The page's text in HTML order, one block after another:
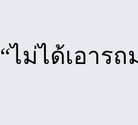
“ไม่ได้เอาร